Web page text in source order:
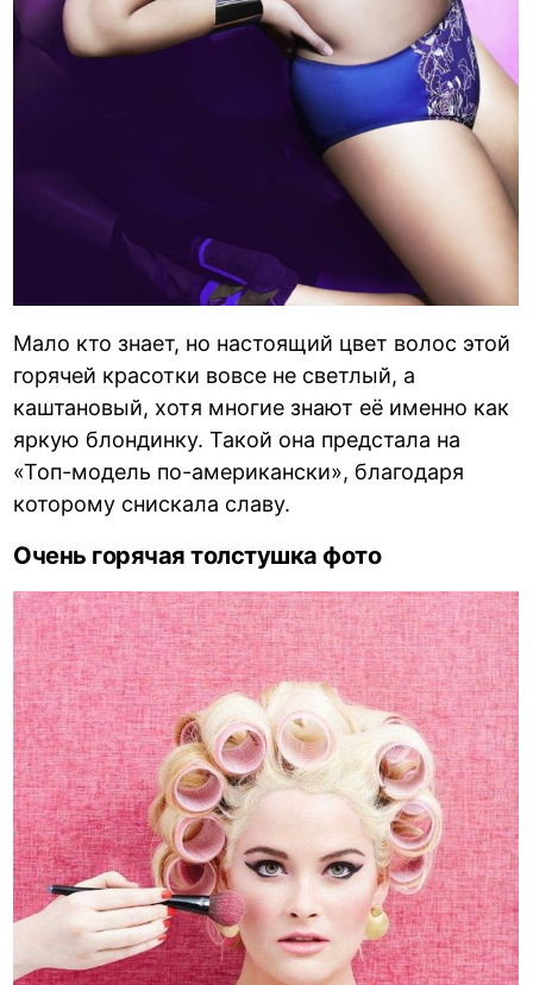
Мало кто знает, но настоящий цвет волос этой
горячей красотки вовсе не светлый, а
каштановый, хотя многие знают её именно как
яркую блондинку. Такой она предстала на
«Топ-модель по-американски», благодаря
которому снискала славу.
Очень горячая толстушка фото